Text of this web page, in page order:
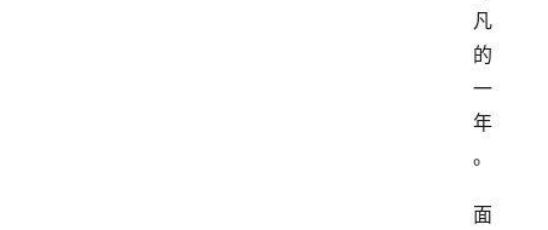
凡
的
一
年
。
面